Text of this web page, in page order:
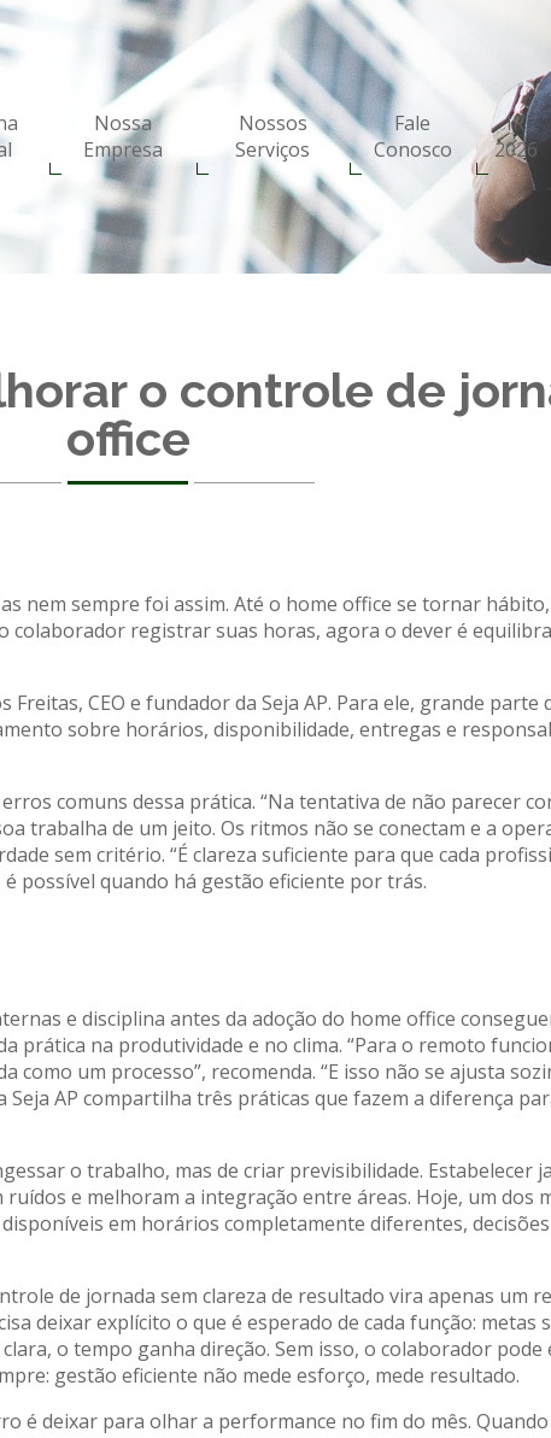
Nossa
Empresa
Nossos
Serviços
Fale
Conosco
IR
2026
o controle de
office
nem sempre foi assim. Até o home office se tornar
colaborador registrar suas horas, agora o dever é
CEO e fundador da Seja AP. Para ele, grande parte
sobre horários, disponibilidade, entregas e
comuns dessa prática. “Na tentativa de não parecer
trabalha de um jeito. Os ritmos não se conectam e a
sem critério. “É clareza suficiente para que cada
possível quando há gestão eficiente por trás.
e disciplina antes da adoção do home office
prática na produtividade e no clima. “Para o remoto
um processo”, recomenda. “E isso não se ajusta
Seja AP compartilha três práticas que fazem a diferença
o trabalho, mas de criar previsibilidade. Estabelecer
e melhoram a integração entre áreas. Hoje, um dos
em horários completamente diferentes,
de jornada sem clareza de resultado vira apenas um
deixar explícito o que é esperado de cada função: metas
o tempo ganha direção. Sem isso, o colaborador
gestão eficiente não mede esforço, mede resultado.
é deixar para olhar a performance no fim do mês.